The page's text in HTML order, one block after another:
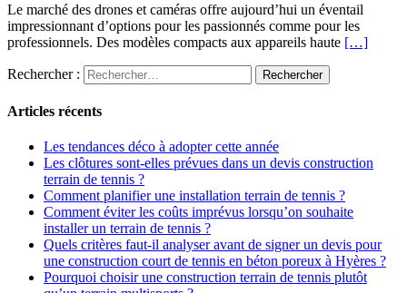
Le marché des drones et caméras offre aujourd’hui un éventail
impressionnant d’options pour les passionnés comme pour les
professionnels. Des modèles compacts aux appareils haute […]
Rechercher :
Articles récents
Les tendances déco à adopter cette année
Les clôtures sont-elles prévues dans un devis construction
terrain de tennis ?
Comment planifier une installation terrain de tennis ?
Comment éviter les coûts imprévus lorsqu’on souhaite
installer un terrain de tennis ?
Quels critères faut-il analyser avant de signer un devis pour
une construction court de tennis en béton poreux à Hyères ?
Pourquoi choisir une construction terrain de tennis plutôt